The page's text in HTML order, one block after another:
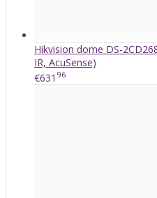
Hikvision dome DS-
IR, AcuSense)
€631 96